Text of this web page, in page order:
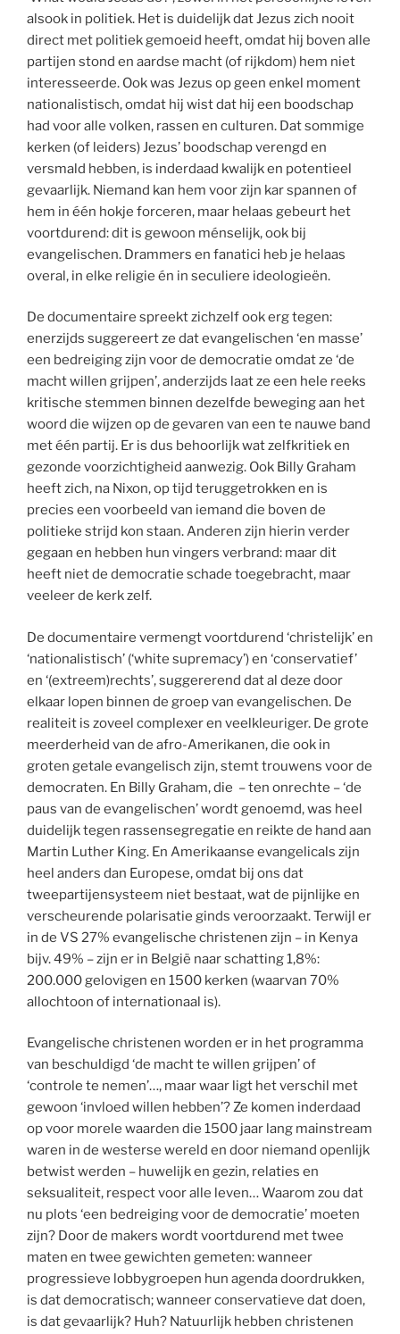
alsook in politiek. Het is duidelijk dat Jezus zich nooit
direct met politiek gemoeid heeft, omdat hij boven alle
partijen stond en aardse macht (of rijkdom) hem niet
interesseerde. Ook was Jezus op geen enkel moment
nationalistisch, omdat hij wist dat hij een boodschap
had voor alle volken, rassen en culturen. Dat sommige
kerken (of leiders) Jezus’ boodschap verengd en
versmald hebben, is inderdaad kwalijk en potentieel
gevaarlijk. Niemand kan hem voor zijn kar spannen of
hem in één hokje forceren, maar helaas gebeurt het
voortdurend: dit is gewoon ménselijk, ook bij
evangelischen. Drammers en fanatici heb je helaas
overal, in elke religie én in seculiere ideologieën.
De documentaire spreekt zichzelf ook erg tegen:
enerzijds suggereert ze dat evangelischen ‘en masse’
een bedreiging zijn voor de democratie omdat ze ‘de
macht willen grijpen’, anderzijds laat ze een hele reeks
kritische stemmen binnen dezelfde beweging aan het
woord die wijzen op de gevaren van een te nauwe band
met één partij. Er is dus behoorlijk wat zelfkritiek en
gezonde voorzichtigheid aanwezig. Ook Billy Graham
heeft zich, na Nixon, op tijd teruggetrokken en is
precies een voorbeeld van iemand die boven de
politieke strijd kon staan. Anderen zijn hierin verder
gegaan en hebben hun vingers verbrand: maar dit
heeft niet de democratie schade toegebracht, maar
veeleer de kerk zelf.
De documentaire vermengt voortdurend ‘christelijk’ en
‘nationalistisch’ (‘white supremacy’) en ‘conservatief’
en ‘(extreem)rechts’, suggererend dat al deze door
elkaar lopen binnen de groep van evangelischen. De
realiteit is zoveel complexer en veelkleuriger. De grote
meerderheid van de afro-Amerikanen, die ook in
groten getale evangelisch zijn, stemt trouwens voor de
democraten. En Billy Graham, die – ten onrechte – ‘de
paus van de evangelischen’ wordt genoemd, was heel
duidelijk tegen rassensegregatie en reikte de hand aan
Martin Luther King. En Amerikaanse evangelicals zijn
heel anders dan Europese, omdat bij ons dat
tweepartijensysteem niet bestaat, wat de pijnlijke en
verscheurende polarisatie ginds veroorzaakt. Terwijl er
in de VS 27% evangelische christenen zijn – in Kenya
bijv. 49% – zijn er in België naar schatting 1,8%:
200.000 gelovigen en 1500 kerken (waarvan 70%
allochtoon of internationaal is).
Evangelische christenen worden er in het programma
van beschuldigd ‘de macht te willen grijpen’ of
‘controle te nemen’…, maar waar ligt het verschil met
gewoon ‘invloed willen hebben’? Ze komen inderdaad
op voor morele waarden die 1500 jaar lang mainstream
waren in de westerse wereld en door niemand openlijk
betwist werden – huwelijk en gezin, relaties en
seksualiteit, respect voor alle leven… Waarom zou dat
nu plots ‘een bedreiging voor de democratie’ moeten
zijn? Door de makers wordt voortdurend met twee
maten en twee gewichten gemeten: wanneer
progressieve lobbygroepen hun agenda doordrukken,
is dat democratisch; wanneer conservatieve dat doen,
is dat gevaarlijk? Huh? Natuurlijk hebben christenen